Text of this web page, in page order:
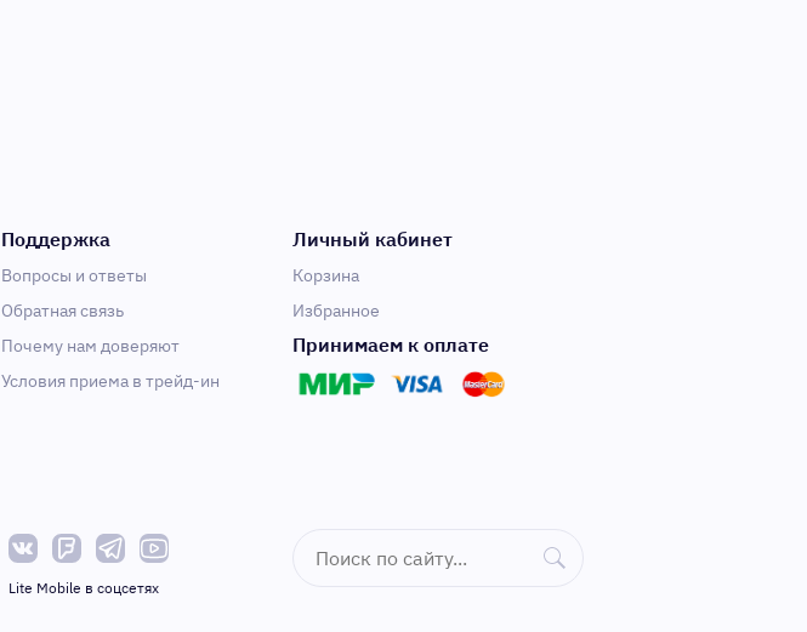
Поддержка
Вопросы и ответы
Обратная связь
Почему нам доверяют
Условия приема в трейд-ин
Личный кабинет
Корзина
Избранное
Принимаем к оплате
Lite Mobile в соцсетях